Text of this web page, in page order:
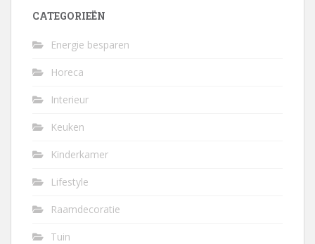
CATEGORIEËN
Energie besparen
Horeca
Interieur
Keuken
Kinderkamer
Lifestyle
Raamdecoratie
Tuin